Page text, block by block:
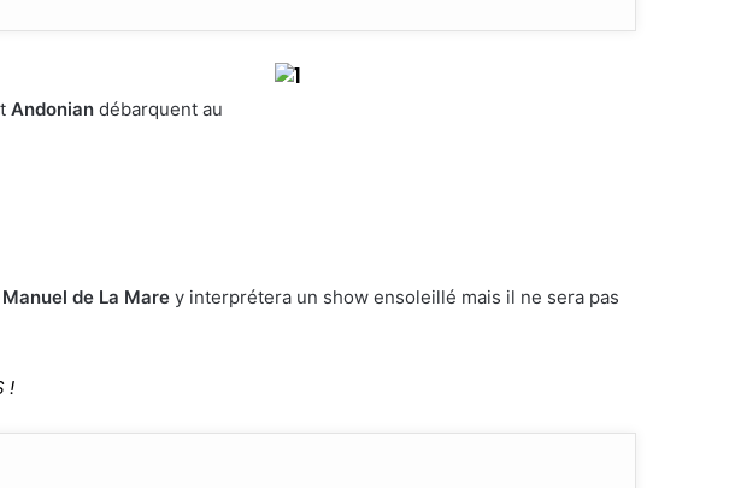
Andonian débarquent au
Manuel de La Marey interprétera un show ensoleillé mais il ne sera pas
!